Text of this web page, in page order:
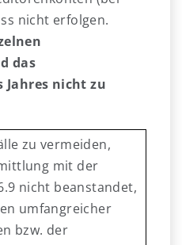
nicht erfolgen.
das
Jahres nicht zu
zu vermeiden,
mit der
nicht beanstandet,
umfangreicher
bzw. der